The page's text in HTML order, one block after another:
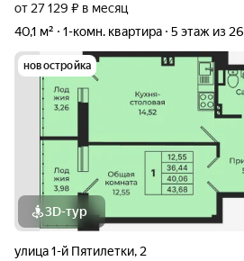
от 27 129 ₽ в месяц
40,1 м²
1-комн. квартира 5 этаж из 26
новостройка
3D-тур
улица 1-й Пятилетки, 2